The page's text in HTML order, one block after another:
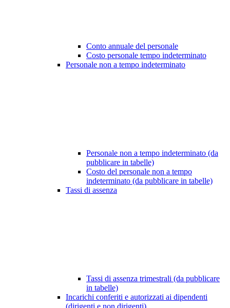
Conto annuale del personale
Costo personale tempo indeterminato
Personale non a tempo indeterminato
Personale non a tempo indeterminato (da
pubblicare in tabelle)
Costo del personale non a tempo
indeterminato (da pubblicare in tabelle)
Tassi di assenza
Tassi di assenza trimestrali (da pubblicare
in tabelle)
Incarichi conferiti e autorizzati ai dipendenti